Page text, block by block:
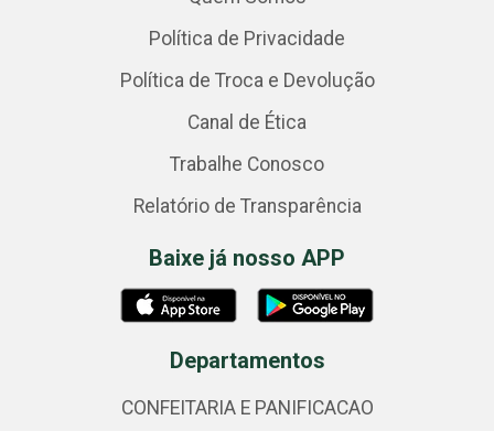
Política de Privacidade
Política de Troca e Devolução
Canal de Ética
Trabalhe Conosco
Relatório de Transparência
Baixe já nosso APP
Departamentos
CONFEITARIA E PANIFICACAO